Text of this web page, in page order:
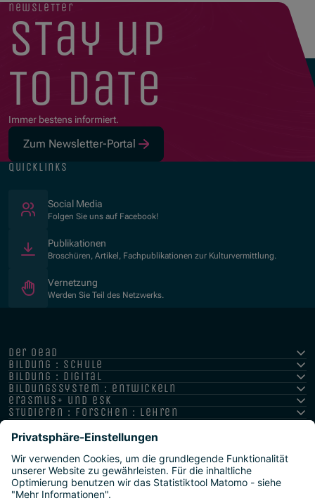
newsletter
stay up
to date
Immer bestens informiert.
Zum Newsletter-Portal
quicklinks
Social Media
Folgen Sie uns auf Facebook!
Publikationen
Broschüren, Artikel, Fachpublikationen zur Kulturvermittlung.
Vernetzung
Werden Sie Teil des Netzwerks.
der oead
bildung : schule
bildung : digital
bildungssystem : entwickeln
erasmus+ und esk
studieren : forschen : lehren
hochschule : strategie : international